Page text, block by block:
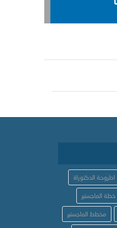
اطروحة الدكتوراة
خطة الماجستير
مخطط الماجستير